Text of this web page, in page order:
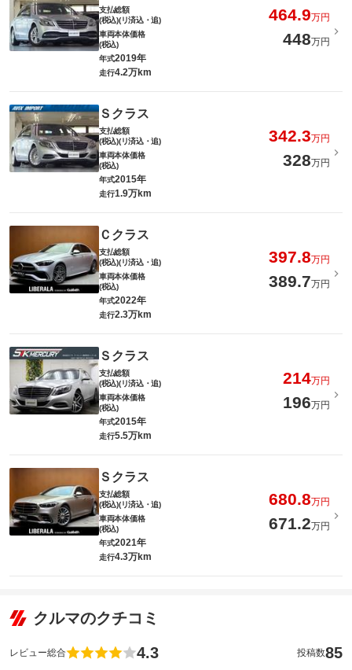
支払総額
(税込)(リ済込・追)
464.9万円
車両本体価格
(税込)
448万円
年式2019年
走行4.2万km
Ｓクラス
支払総額
(税込)(リ済込・追)
342.3万円
車両本体価格
(税込)
328万円
年式2015年
走行1.9万km
Ｃクラス
支払総額
(税込)(リ済込・追)
397.8万円
車両本体価格
(税込)
389.7万円
年式2022年
走行2.3万km
Ｓクラス
支払総額
(税込)(リ済込・追)
214万円
車両本体価格
(税込)
196万円
年式2015年
走行5.5万km
Ｓクラス
支払総額
(税込)(リ済込・追)
680.8万円
車両本体価格
(税込)
671.2万円
年式2021年
走行4.3万km
クルマのクチコミ
レビュー総合 4.3 投稿数85